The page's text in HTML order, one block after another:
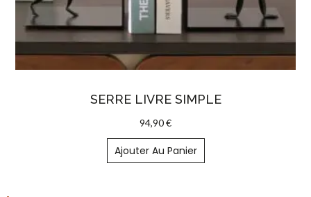
SERRE LIVRE SIMPLE
94,90€
Ajouter Au Panier